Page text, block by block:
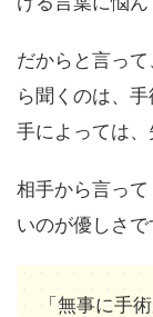
だからと言っ
ら聞くのは、
手によっては、
相手から言っ
いのが優しさで
「無事に手